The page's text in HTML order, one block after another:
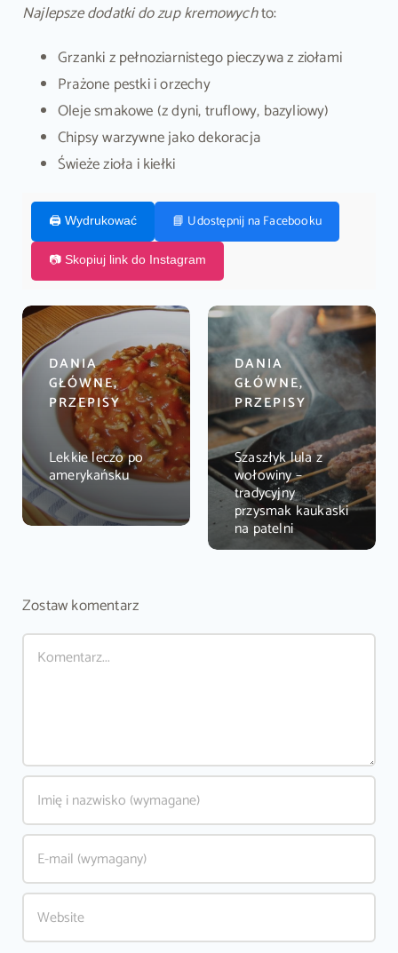
Najlepsze dodatki do zup kremowychto:
Grzanki z pełnoziarnistego pieczywa z ziołami
Prażone pestki i orzechy
Oleje smakowe (z dyni, truflowy, bazyliowy)
Chipsy warzywne jako dekoracja
Świeże zioła i kiełki
🖨️ Wydrukować 📘 Udostępnij na Facebooku
📷 Skopiuj link do Instagram
DANIA
GŁÓWNE,
PRZEPISY
Lekkie leczo po
amerykańsku
DANIA
GŁÓWNE,
PRZEPISY
Szaszłyk lula z
wołowiny –
tradycyjny
przysmak kaukaski
na patelni
Zostaw komentarz
Comment